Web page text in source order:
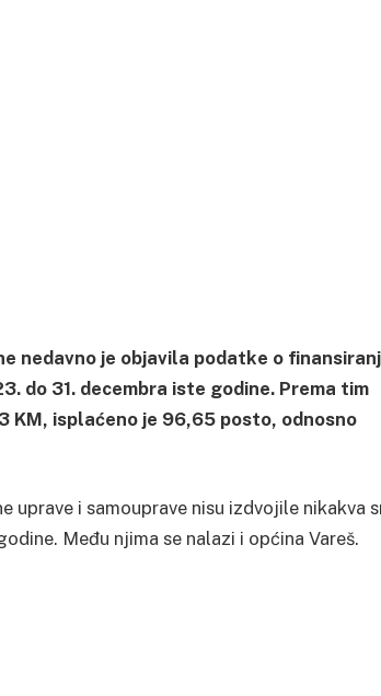
nedavno je objavila podatke o
do 31. decembra iste godine. Prema tim
KM, isplaćeno je 96,65 posto, odnosno
i samouprave nisu izdvojile nikakva
Među njima se nalazi i općina Vareš.